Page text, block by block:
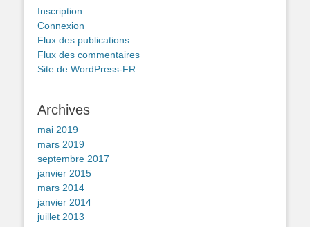
Inscription
Connexion
Flux des publications
Flux des commentaires
Site de WordPress-FR
Archives
mai 2019
mars 2019
septembre 2017
janvier 2015
mars 2014
janvier 2014
juillet 2013